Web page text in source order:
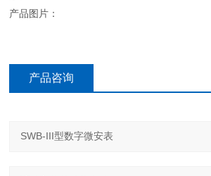
产品图片：
产品咨询